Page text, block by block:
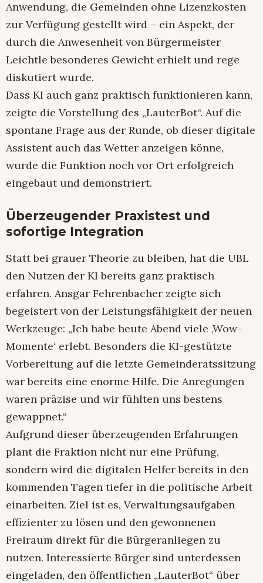
Anwendung, die Gemeinden ohne Lizenzkosten
zur Verfügung gestellt wird – ein Aspekt, der
durch die Anwesenheit von Bürgermeister
Leichtle besonderes Gewicht erhielt und rege
diskutiert wurde.
Dass KI auch ganz praktisch funktionieren kann,
zeigte die Vorstellung des „LauterBot“. Auf die
spontane Frage aus der Runde, ob dieser digitale
Assistent auch das Wetter anzeigen könne,
wurde die Funktion noch vor Ort erfolgreich
eingebaut und demonstriert.
Überzeugender Praxistest und
sofortige Integration
Statt bei grauer Theorie zu bleiben, hat die UBL
den Nutzen der KI bereits ganz praktisch
erfahren. Ansgar Fehrenbacher zeigte sich
begeistert von der Leistungsfähigkeit der neuen
Werkzeuge: „Ich habe heute Abend viele ‚Wow-
Momente‘ erlebt. Besonders die KI-gestützte
Vorbereitung auf die letzte Gemeinderatssitzung
war bereits eine enorme Hilfe. Die Anregungen
waren präzise und wir fühlten uns bestens
gewappnet.“
Aufgrund dieser überzeugenden Erfahrungen
plant die Fraktion nicht nur eine Prüfung,
sondern wird die digitalen Helfer bereits in den
kommenden Tagen tiefer in die politische Arbeit
einarbeiten. Ziel ist es, Verwaltungsaufgaben
effizienter zu lösen und den gewonnenen
Freiraum direkt für die Bürgeranliegen zu
nutzen. Interessierte Bürger sind unterdessen
eingeladen, den öffentlichen „LauterBot“ über